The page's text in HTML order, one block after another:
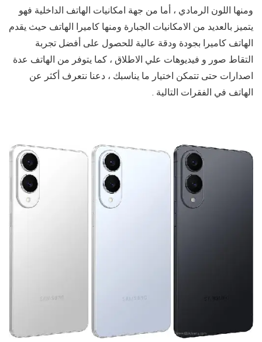
ومنها اللون الرمادي ، أما من جهة امكانيات الهاتف الداخلية فهو
يتميز بالعديد من الامكانيات الجبارة ومنها كاميرا الهاتف حيث يقدم
الهاتف كاميرا بجودة ودقة عالية للحصول على أفضل تجربة
التقاط صور و فيديوهات علي الاطلاق ، كما يتوفر من الهاتف عدة
اصدارات حتى تتمكن اختيار ما يناسبك ، دعنا نتعرف أكثر عن
الهاتف في الفقرات التالية .